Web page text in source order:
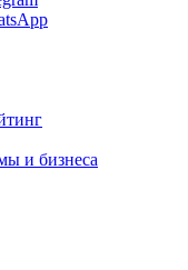
и бизнеса